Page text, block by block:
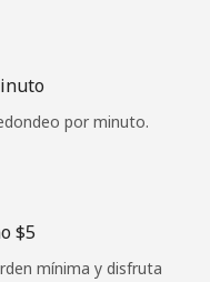
por minuto.
⁦$5⁩
mínima y disfruta